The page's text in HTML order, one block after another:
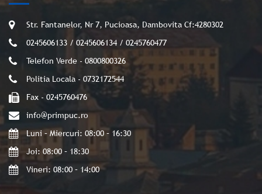
Str. Fantanelor, Nr 7, Pucioasa, Dambovita Cf:4280302
0245606133 / 0245606134 / 0245760477
Telefon Verde - 0800800326
Politia Locala - 0732172544
Fax - 0245760476
info@primpuc.ro
Luni – Miercuri: 08:00 – 16:30
Joi: 08:00 – 18:30
Vineri: 08:00 – 14:00